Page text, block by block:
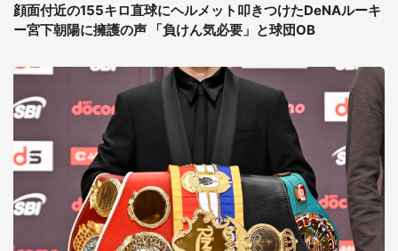
顔面付近の155キロ直球にヘルメット叩きつけたDeNAルーキ
ー宮下朝陽に擁護の声 「負けん気必要」と球団OB